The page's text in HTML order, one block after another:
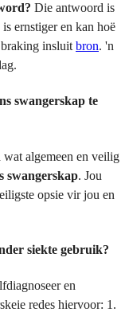
Die antwoord is
ernstiger en kan hoë
insluit bron. 'n
swangerskap te
algemeen en veilig
swangerskap. Jou
opsie vir jou en
siekte gebruik?
en
redes hiervoor: 1.